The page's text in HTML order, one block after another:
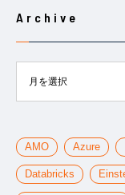
Archive
月を選択
AMO Azure
Databricks